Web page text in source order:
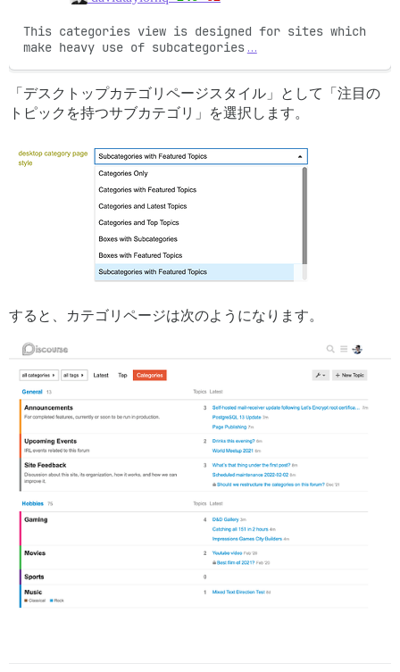
This categories view is designed for sites which
make heavy use of subcategories …
「デスクトップカテゴリページスタイル」として「注目の
トピックを持つサブカテゴリ」を選択します。
すると、カテゴリページは次のようになります。